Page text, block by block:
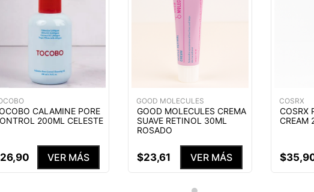
CALAMINE PORE
200ML CELESTE
26,90 VER MÁS
GOOD MOLECULES
GOOD MOLECULES CREMA
SUAVE RETINOL 30ML
ROSADO
$23,61 VER MÁS
COSRX
COSRX
CREAM
$35,